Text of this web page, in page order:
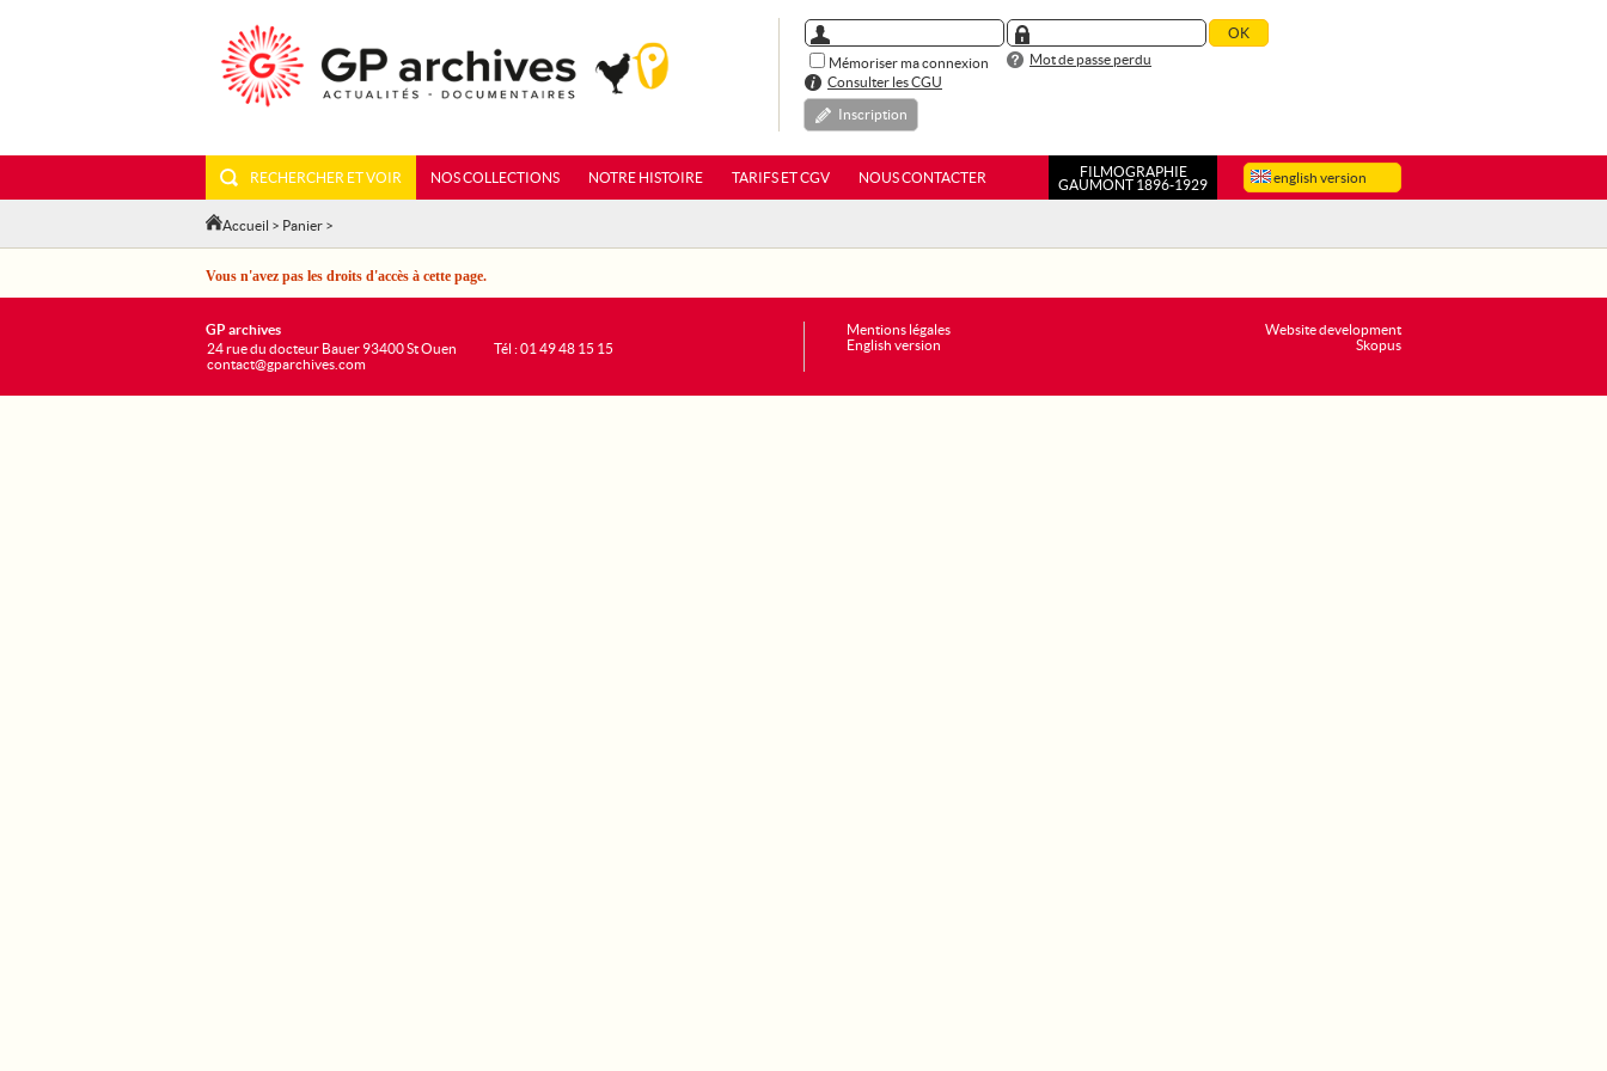
Mémoriser ma connexion
Mot de passe perdu
Consulter les CGU
Inscription
english version
RECHERCHER ET VOIR NOS COLLECTIONS NOTRE HISTOIRE TARIFS ET CGV NOUS CONTACTER
FILMOGRAPHIE
GAUMONT 1896-1929
Accueil > Panier >
Vous n'avez pas les droits d'accès à cette page.
Website development
Skopus
GP archives
24 rue du docteur Bauer 93400 St Ouen
contact@gparchives.com
Tél : 01 49 48 15 15
Mentions légales
English version